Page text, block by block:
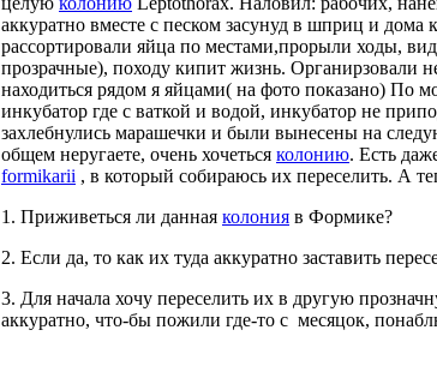
аккуратно вместе с песком засунуд в шприц и
рассортировали яйца по местами,прорыли ходы,
прозрачные), походу кипит жизнь. Органирзовали
находиться рядом я яйцами( на фото показано) По
инкубатор где с ваткой и водой, инкубатор не
захлебнулись марашечки и были вынесены на
общем неругаете, очень хочеться колонию. Есть
formikarii , в который собираюсь их переселить. А
1. Приживеться ли данная колония в Формике?
2. Если да, то как их туда аккуратно заставить
3. Для начала хочу переселить их в другую
аккуратно, что-бы пожили где-то с месяцок,